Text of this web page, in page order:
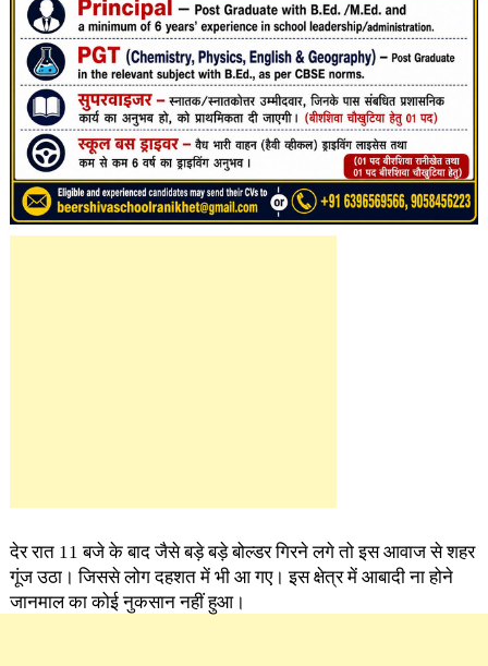
देर रात 11 बजे के बाद जैसे बड़े बड़े बोल्डर गिरने लगे तो इस आवाज से शहर
गूंज उठा। जिससे लोग दहशत में भी आ गए। इस क्षेत्र में आबादी ना होने
जानमाल का कोई नुकसान नहीं हुआ।